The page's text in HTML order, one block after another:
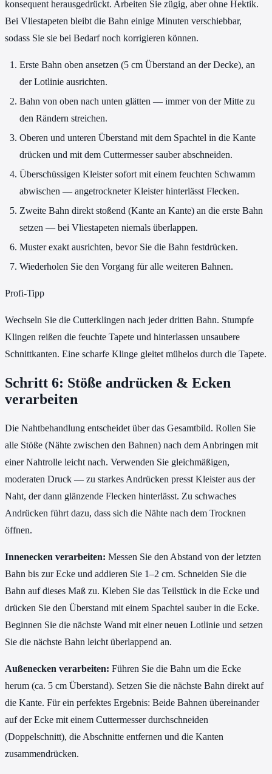
konsequent herausgedrückt. Arbeiten Sie zügig, aber ohne Hektik.
Bei Vliestapeten bleibt die Bahn einige Minuten verschiebbar,
sodass Sie sie bei Bedarf noch korrigieren können.
Erste Bahn oben ansetzen (5 cm Überstand an der Decke), an
der Lotlinie ausrichten.
Bahn von oben nach unten glätten — immer von der Mitte zu
den Rändern streichen.
Oberen und unteren Überstand mit dem Spachtel in die Kante
drücken und mit dem Cuttermesser sauber abschneiden.
Überschüssigen Kleister sofort mit einem feuchten Schwamm
abwischen — angetrockneter Kleister hinterlässt Flecken.
Zweite Bahn direkt stoßend (Kante an Kante) an die erste Bahn
setzen — bei Vliestapeten niemals überlappen.
Muster exakt ausrichten, bevor Sie die Bahn festdrücken.
Wiederholen Sie den Vorgang für alle weiteren Bahnen.
Profi-Tipp
Wechseln Sie die Cutterklingen nach jeder dritten Bahn. Stumpfe
Klingen reißen die feuchte Tapete und hinterlassen unsaubere
Schnittkanten. Eine scharfe Klinge gleitet mühelos durch die Tapete.
Schritt 6: Stöße andrücken & Ecken
verarbeiten
Die Nahtbehandlung entscheidet über das Gesamtbild. Rollen Sie
alle Stöße (Nähte zwischen den Bahnen) nach dem Anbringen mit
einer Nahtrolle leicht nach. Verwenden Sie gleichmäßigen,
moderaten Druck — zu starkes Andrücken presst Kleister aus der
Naht, der dann glänzende Flecken hinterlässt. Zu schwaches
Andrücken führt dazu, dass sich die Nähte nach dem Trocknen
öffnen.
Innenecken verarbeiten: Messen Sie den Abstand von der letzten
Bahn bis zur Ecke und addieren Sie 1–2 cm. Schneiden Sie die
Bahn auf dieses Maß zu. Kleben Sie das Teilstück in die Ecke und
drücken Sie den Überstand mit einem Spachtel sauber in die Ecke.
Beginnen Sie die nächste Wand mit einer neuen Lotlinie und setzen
Sie die nächste Bahn leicht überlappend an.
Außenecken verarbeiten: Führen Sie die Bahn um die Ecke
herum (ca. 5 cm Überstand). Setzen Sie die nächste Bahn direkt auf
die Kante. Für ein perfektes Ergebnis: Beide Bahnen übereinander
auf der Ecke mit einem Cuttermesser durchschneiden
(Doppelschnitt), die Abschnitte entfernen und die Kanten
zusammendrücken.